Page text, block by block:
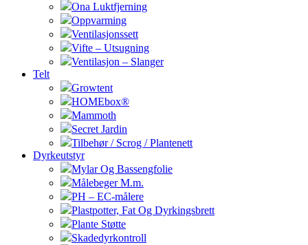
Ona Luktfjerning
Oppvarming
Ventilasjonssett
Vifte – Utsugning
Ventilasjon – Slanger
Telt
Growtent
HOMEbox®
Mammoth
Secret Jardin
Tilbehør / Scrog / Plantenett
Dyrkeutstyr
Mylar Og Bassengfolie
Målebeger M.m.
PH – EC-målere
Plastpotter, Fat Og Dyrkingsbrett
Plante Støtte
Skadedyrkontroll